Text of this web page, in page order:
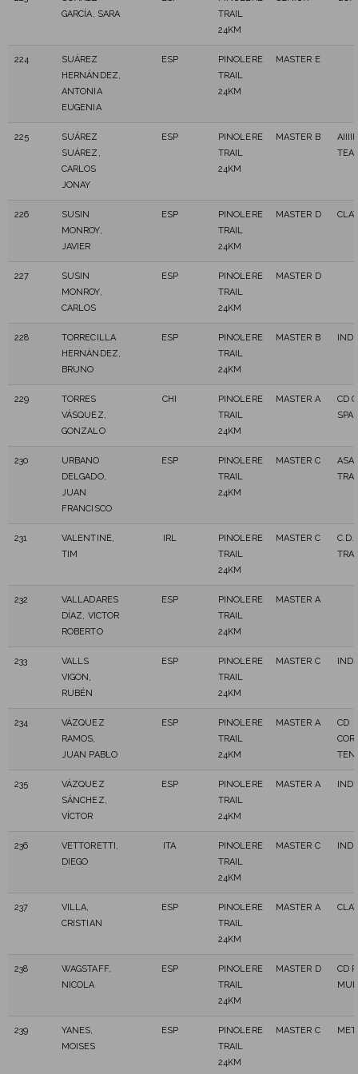
GARCÍA, SARA
TRAIL
24KM
224
SUÁREZ
HERNÁNDEZ,
ANTONIA
EUGENIA
ESP
PINOLERE
TRAIL
24KM
MASTER E
225
SUÁREZ
SUÁREZ,
CARLOS
JONAY
ESP
PINOLERE
TRAIL
24KM
MASTER B
226
SUSIN
MONROY,
JAVIER
ESP
PINOLERE
TRAIL
24KM
MASTER D
227
SUSIN
MONROY,
CARLOS
ESP
PINOLERE
TRAIL
24KM
MASTER D
228
TORRECILLA
HERNÁNDEZ,
BRUNO
ESP
PINOLERE
TRAIL
24KM
MASTER B
229
TORRES
VÁSQUEZ,
GONZALO
CHI
PINOLERE
TRAIL
24KM
MASTER A
CD
230
URBANO
DELGADO,
JUAN
FRANCISCO
ESP
PINOLERE
TRAIL
24KM
MASTER C
231
VALENTINE,
TIM
IRL
PINOLERE
TRAIL
24KM
MASTER C
C.D.
232
VALLADARES
DÍAZ, VICTOR
ROBERTO
ESP
PINOLERE
TRAIL
24KM
MASTER A
233
VALLS
VIGON,
RUBÉN
ESP
PINOLERE
TRAIL
24KM
MASTER C
234
VÁZQUEZ
RAMOS,
JUAN PABLO
ESP
PINOLERE
TRAIL
24KM
MASTER A
CD
235
VÁZQUEZ
SÁNCHEZ,
VÍCTOR
ESP
PINOLERE
TRAIL
24KM
MASTER A
236
VETTORETTI,
DIEGO
ITA
PINOLERE
TRAIL
24KM
MASTER C
237
VILLA,
CRISTIAN
ESP
PINOLERE
TRAIL
24KM
MASTER A
238
WAGSTAFF,
NICOLA
ESP
PINOLERE
TRAIL
24KM
MASTER D
CD
239
YANES,
MOISES
ESP
PINOLERE
TRAIL
24KM
MASTER C